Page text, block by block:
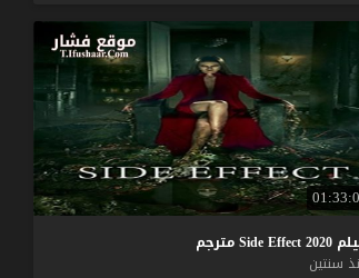
Side Effect 2020
مترجم
سنتين